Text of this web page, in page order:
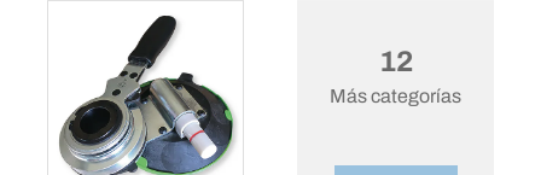
12
Más categorías